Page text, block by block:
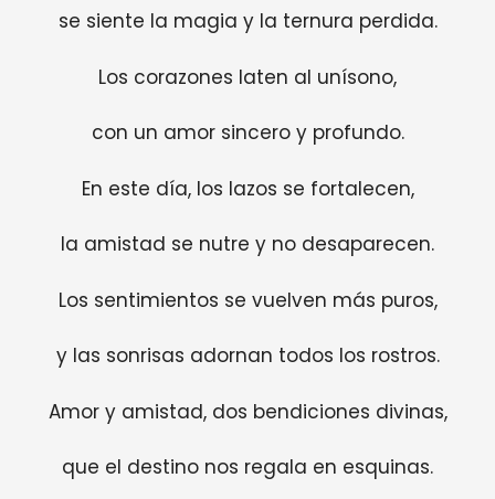
se siente la magia y la ternura perdida.
Los corazones laten al unísono,
con un amor sincero y profundo.
En este día, los lazos se fortalecen,
la amistad se nutre y no desaparecen.
Los sentimientos se vuelven más puros,
y las sonrisas adornan todos los rostros.
Amor y amistad, dos bendiciones divinas,
que el destino nos regala en esquinas.